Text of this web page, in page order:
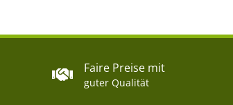
Faire Preise mit
guter Qualität